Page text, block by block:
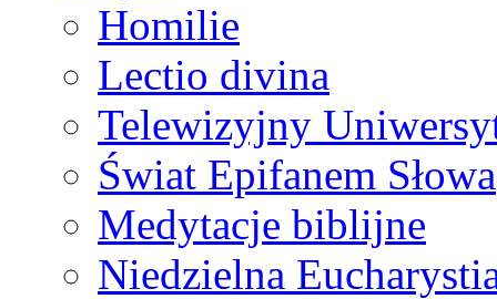
Homilie
Lectio divina
Telewizyjny
Świat Epifanem Słowa
Medytacje biblijne
Niedzielna